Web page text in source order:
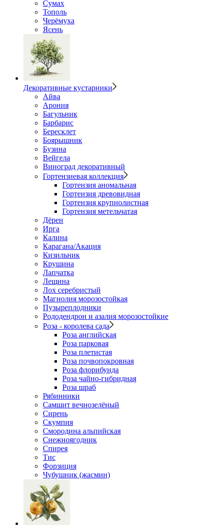
Сумах
Тополь
Черёмуха
Ясень
Декоративные кустарники
Айва
Арония
Багульник
Барбарис
Бересклет
Боярышник
Бузина
Вейгела
Виноград декоративный
Гортензиевая коллекция
Гортензия аномальная
Гортензия древовидная
Гортензия крупнолистная
Гортензия метельчатая
Дёрен
Ирга
Калина
Карагана/Акация
Кизильник
Крушина
Лапчатка
Лещина
Лох серебристый
Магнолия морозостойкая
Пузыреплодники
Рододендрон и азалия морозостойкие
Роза - королева сада
Роза английская
Роза парковая
Роза плетистая
Роза почвопокровная
Роза флорибунда
Роза чайно-гибридная
Роза шраб
Рябинники
Самшит вечнозелёный
Сирень
Скумпия
Смородина альпийская
Снежноягодник
Спирея
Тис
Форзиция
Чубушник (жасмин)